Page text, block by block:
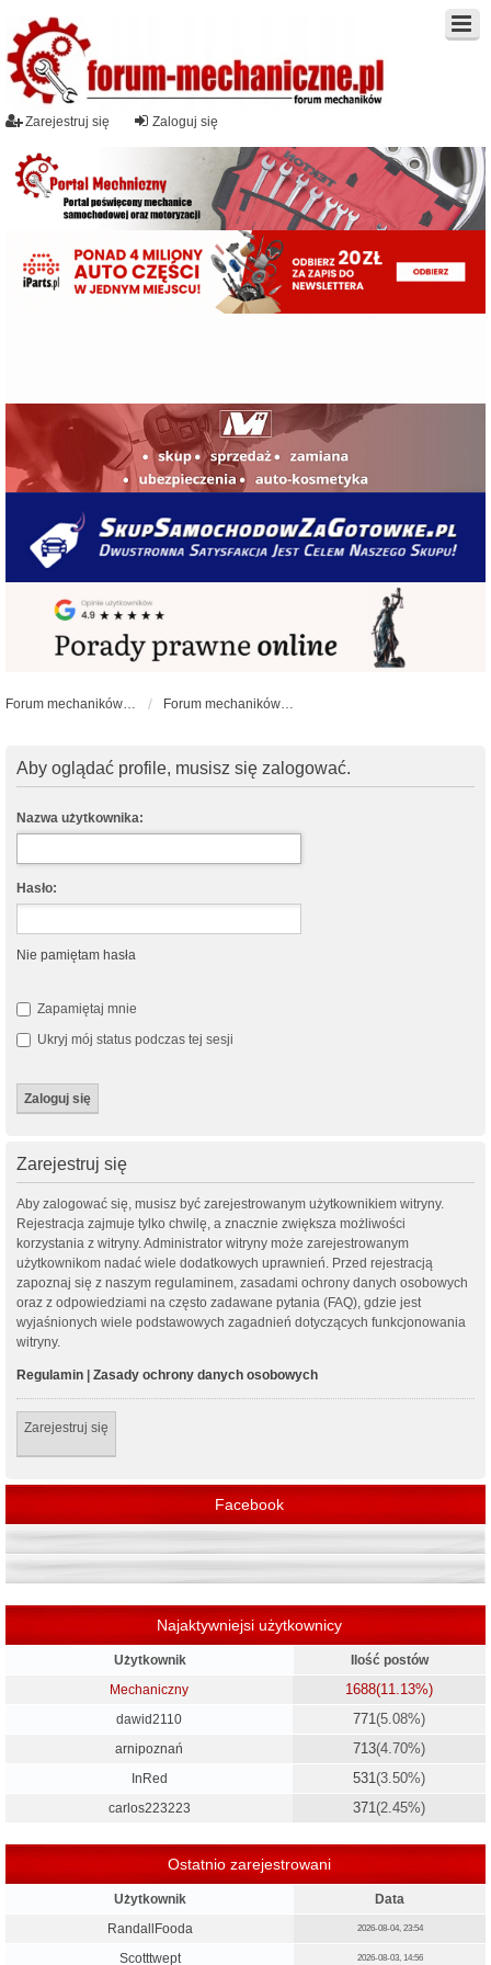
Zaloguj się
Zarejestruj się
Forum mechaników samochodowych - forum-mechaniczne.pl Forum mechaników samochodowych
Aby oglądać profile, musisz się zalogować.
Nazwa użytkownika:
Hasło:
Nie pamiętam hasła
Zapamiętaj mnie
Ukryj mój status podczas tej sesji
Zarejestruj się
Aby zalogować się, musisz być zarejestrowanym użytkownikiem witryny.
Rejestracja zajmuje tylko chwilę, a znacznie zwiększa możliwości
korzystania z witryny. Administrator witryny może zarejestrowanym
użytkownikom nadać wiele dodatkowych uprawnień. Przed rejestracją
zapoznaj się z naszym regulaminem, zasadami ochrony danych osobowych
oraz z odpowiedziami na często zadawane pytania (FAQ), gdzie jest
wyjaśnionych wiele podstawowych zagadnień dotyczących funkcjonowania
witryny.
Regulamin Zasady ochrony danych osobowych
Zarejestruj się
Facebook
Najaktywniejsi użytkownicy
Użytkownik
Ilość postów
Mechaniczny
1688(11.13%)
dawid2110 771(5.08%)
arnipoznań 713(4.70%)
InRed 531(3.50%)
carlos223223 371(2.45%)
Ostatnio zarejestrowani
Użytkownik
Data
RandallFooda
2026-08-04, 23:54
Scotttwept 2026-08-03, 14:56